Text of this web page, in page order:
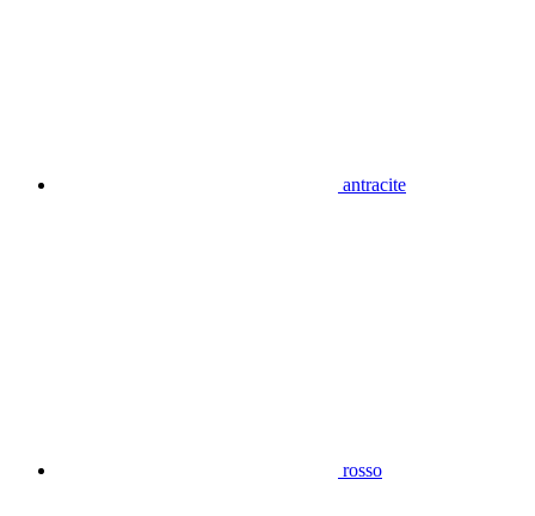
antracite
rosso